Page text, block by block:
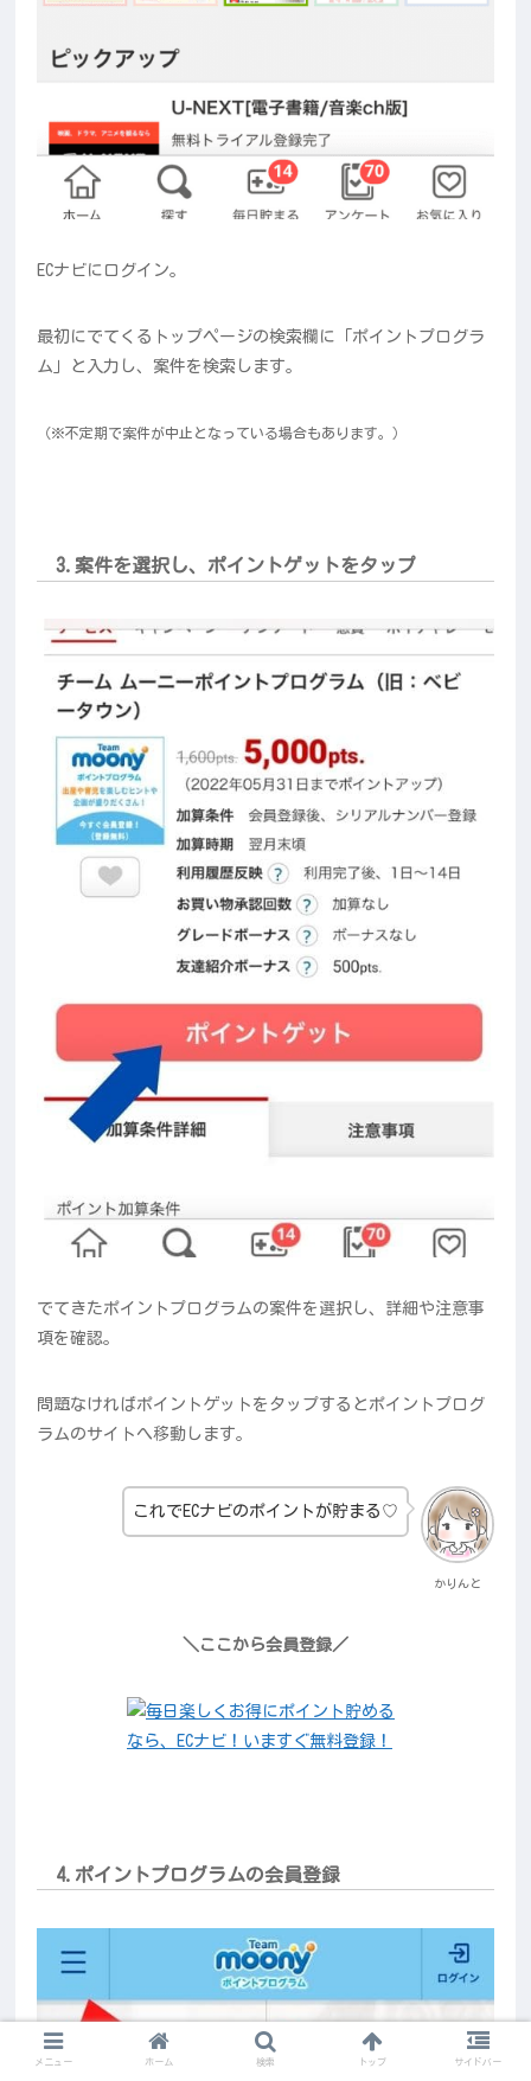
ECナビにログイン。
最初にでてくるトップページの検索欄に「ポイントプログラ
ム」と入力し、案件を検索します。
（※不定期で案件が中止となっている場合もあります。）
3.案件を選択し、ポイントゲットをタップ
でてきたポイントプログラムの案件を選択し、詳細や注意事
項を確認。
問題なければポイントゲットをタップするとポイントプログ
ラムのサイトへ移動します。
かりんと
これでECナビのポイントが貯まる♡
＼ここから会員登録／
4.ポイントプログラムの会員登録
メニュー ホーム 検索 トップ サイドバー